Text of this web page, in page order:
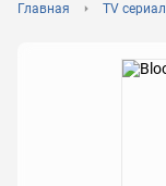
Главная TV сериал